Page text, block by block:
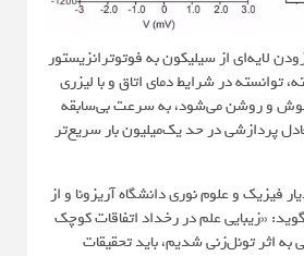
لایه‌ای از سیلیکون به فوتوترانزیستور
توانسته در شرایط دمای اتاق و با لیزری
اتوثانیه خاموش و روشن می‌شود، به سرعت بی‌سابقه
پردازشی در حد یک‌میلیون بار سریع‌تر
فیزیک و علوم نوری دانشگاه آریزونا و از
«زیبایی علم در رخداد اتفاقات کوچک
اثر تونل‌زنی شدیم، باید تحقیقات